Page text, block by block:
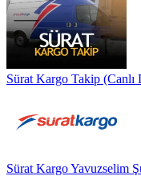
Sürat Kargo Takip (Canlı
Sürat Kargo Yavuzselim